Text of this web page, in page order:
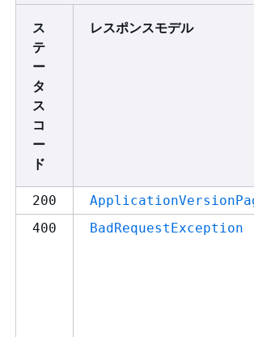
ス
テ
ー
タ
ス
コ
ー
ド
レスポンスモデル
200
400 BadRequestException